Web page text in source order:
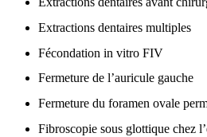
Extractions dentaires multiples
Fécondation in vitro FIV
Fermeture de l’auricule gauche
Fermeture du foramen ovale
Fibroscopie sous glottique chez